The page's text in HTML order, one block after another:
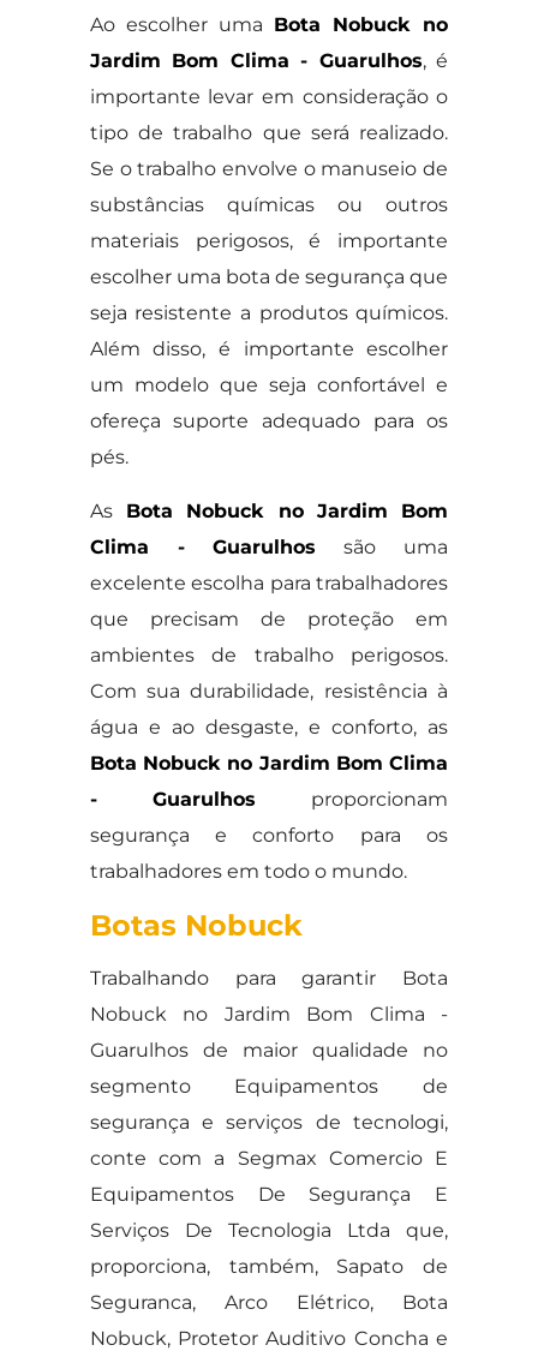
Ao escolher uma Bota Nobuck no
Jardim Bom Clima - Guarulhos, é
importante levar em consideração o
tipo de trabalho que será realizado.
Se o trabalho envolve o manuseio de
substâncias químicas ou outros
materiais perigosos, é importante
escolher uma bota de segurança que
seja resistente a produtos químicos.
Além disso, é importante escolher
um modelo que seja confortável e
ofereça suporte adequado para os
pés.
AsBota Nobuck no Jardim Bom
Clima - Guarulhos são uma
excelente escolha para trabalhadores
que precisam de proteção em
ambientes de trabalho perigosos.
Com sua durabilidade, resistência à
água e ao desgaste, e conforto, as
Bota Nobuck no Jardim Bom Clima
- Guarulhos proporcionam
segurança e conforto para os
trabalhadores em todo o mundo.
Botas Nobuck
Trabalhando para garantir Bota
Nobuck no Jardim Bom Clima -
Guarulhos de maior qualidade no
segmento Equipamentos de
segurança e serviços de tecnologi,
conte com a Segmax Comercio E
Equipamentos De Segurança E
Serviços De Tecnologia Ltda que,
proporciona, também, Sapato de
Seguranca, Arco Elétrico, Bota
Nobuck, Protetor Auditivo Concha e